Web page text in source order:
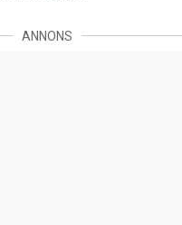
ANNONS